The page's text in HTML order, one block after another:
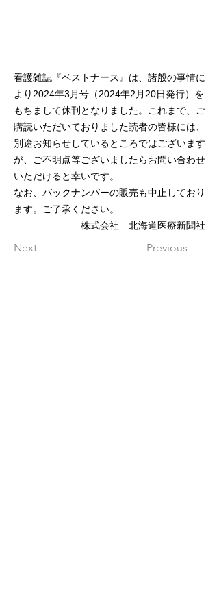
看護雑誌『ベストナース』は、諸般の事情に
より2024年3月号（2024年2月20日発行）を
もちまして休刊となりました。これまで、ご
購読いただいておりました読者の皆様には、
別途お知らせしているところではございます
が、ご不明点等ございましたらお問い合わせ
いただけると幸いです。
なお、バックナンバーの販売も中止しており
ます。ご了承ください。
株式会社 北海道医療新聞社
Next Previous